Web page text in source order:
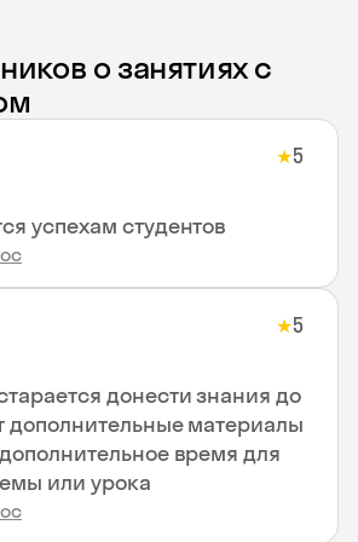
о занятиях с
★5
успехам студентов
★5
донести знания до
дополнительные материалы
время для
или урока